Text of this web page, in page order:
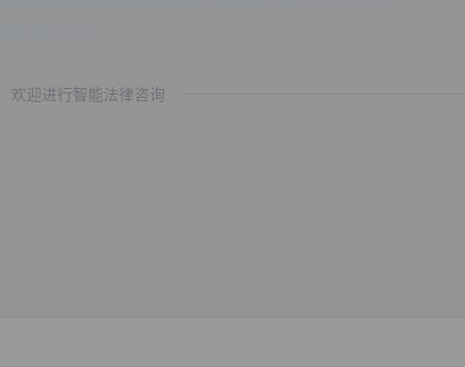
欢迎进行智能法律咨询